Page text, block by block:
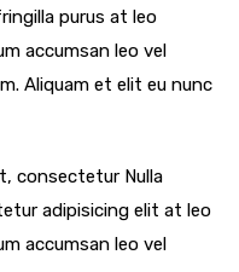
purus at leo
accumsan leo vel
Aliquam et elit eu nunc
consectetur Nulla
adipisicing elit at leo
accumsan leo vel